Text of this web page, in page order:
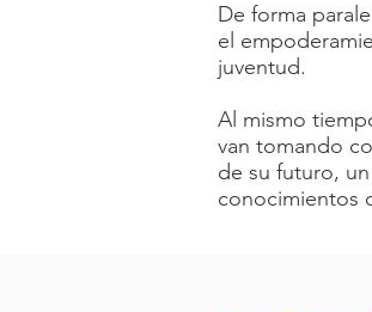
De forma
el
juventud.
Al mismo
van tomando
de su futuro,
conocimientos